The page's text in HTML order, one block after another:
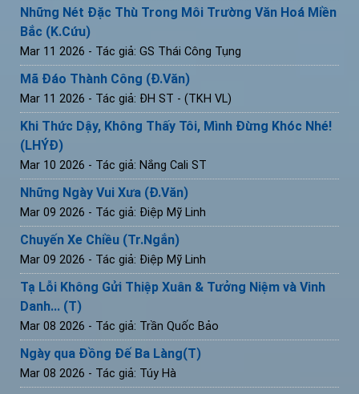
Những Nét Đặc Thù Trong Môi Trường Văn Hoá Miền
Bắc (K.Cứu)
Mar 11 2026 - Tác giả: GS Thái Công Tụng
Mã Đáo Thành Công (Đ.Văn)
Mar 11 2026 - Tác giả: ĐH ST - (TKH VL)
Khi Thức Dậy, Không Thấy Tôi, Mình Đừng Khóc Nhé!
(LHÝĐ)
Mar 10 2026 - Tác giả: Nắng Cali ST
Những Ngày Vui Xưa (Đ.Văn)
Mar 09 2026 - Tác giả: Điệp Mỹ Linh
Chuyến Xe Chiều (Tr.Ngắn)
Mar 09 2026 - Tác giả: Điệp Mỹ Linh
Tạ Lỗi Không Gửi Thiệp Xuân & Tưởng Niệm và Vinh
Danh... (T)
Mar 08 2026 - Tác giả: Trần Quốc Bảo
Ngày qua Đồng Đế Ba Làng(T)
Mar 08 2026 - Tác giả: Túy Hà